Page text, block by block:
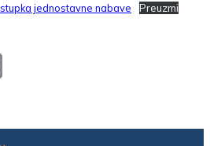
jednostavne nabave Preuzmi